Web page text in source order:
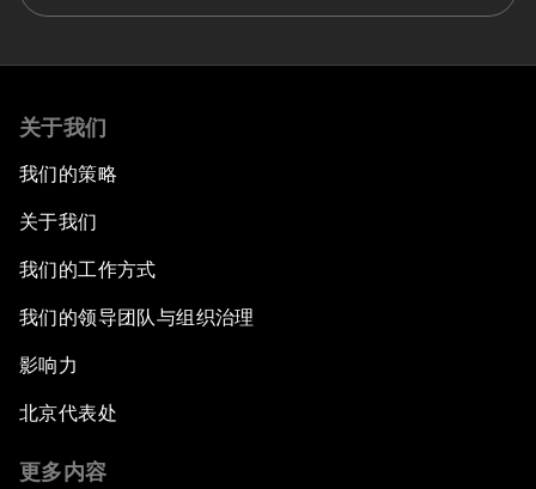
关于我们
我们的策略
关于我们
我们的工作方式
我们的领导团队与组织治理
影响力
北京代表处
更多内容